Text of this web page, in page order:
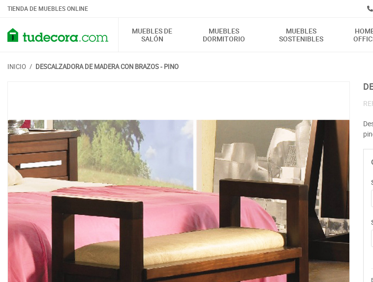
TIENDA DE MUEBLES ONLINE
MUEBLES DE
SALÓN
MUEBLES
DORMITORIO
MUEBLES
SOSTENIBLES
INICIO / DESCALZADORA DE MADERA CON BRAZOS - PINO